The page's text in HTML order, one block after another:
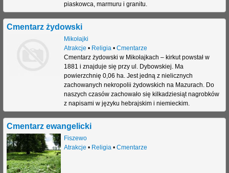
piaskowca, marmuru i granitu.
Cmentarz żydowski
Mikołajki
Atrakcje • Religia• Cmentarze
Cmentarz żydowski w Mikołajkach – kirkut powstał w
1881 i znajduje się przy ul. Dybowskiej. Ma
powierzchnię 0,06 ha. Jest jedną z nielicznych
zachowanych nekropolii żydowskich na Mazurach. Do
naszych czasów zachowało się kilkadziesiąt nagrobków
z napisami w języku hebrajskim i niemieckim.
Cmentarz ewangelicki
Fiszewo
Atrakcje • Religia• Cmentarze